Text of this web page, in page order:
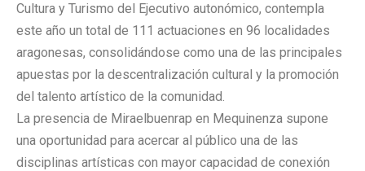
Cultura y Turismo del Ejecutivo autonómico, contempla
este año un total de 111 actuaciones en 96 localidades
aragonesas, consolidándose como una de las principales
apuestas por la descentralización cultural y la promoción
del talento artístico de la comunidad.
La presencia de Miraelbuenrap en Mequinenza supone
una oportunidad para acercar al público una de las
disciplinas artísticas con mayor capacidad de conexión